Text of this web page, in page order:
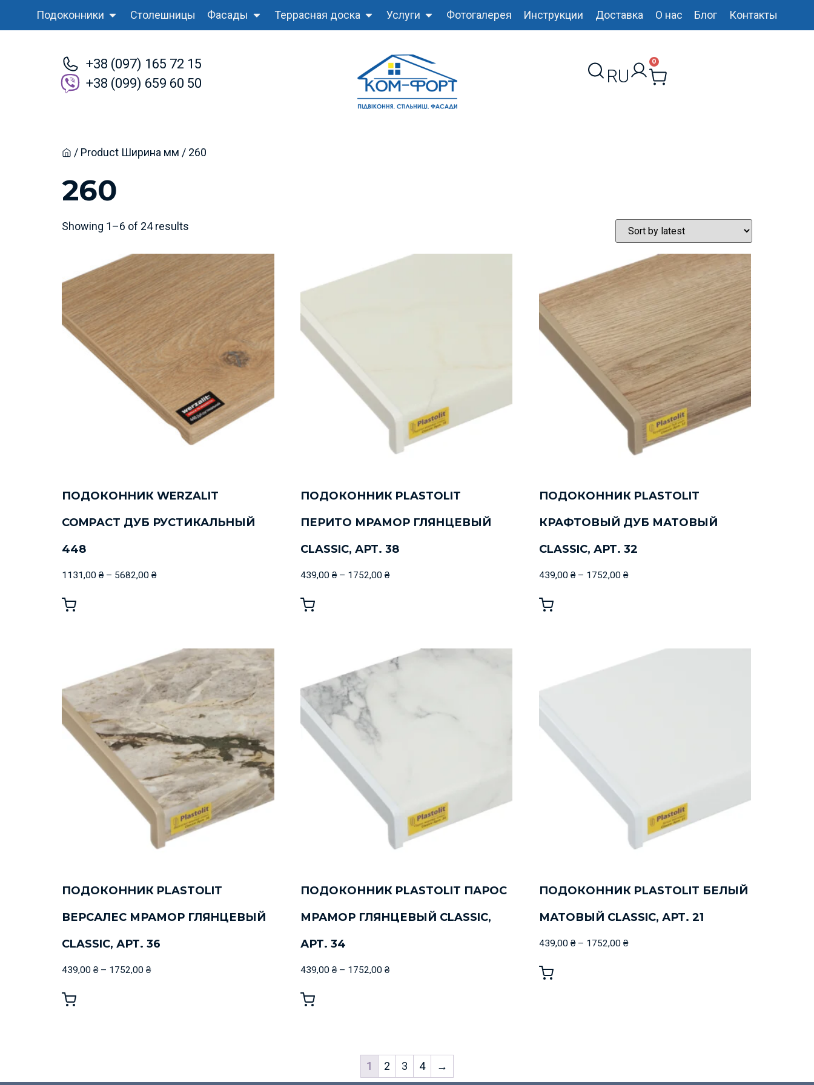
Подоконники Столешницы Фасады Террасная доска Услуги Фотогалерея Инструкции Доставка О нас Блог Контакты
+38 (097) 165 72 15
+38 (099) 659 60 50
RU
UK
0
Home
/ Product Ширина мм / 260
260
Showing 1–6 of 24 results
ПОДОКОННИК WERZALIT
COMPACT ДУБ РУСТИКАЛЬНЫЙ
448
1131,00 ₴– 5682,00 ₴
ПОДОКОННИК PLASTOLIT
ПЕРИТО МРАМОР ГЛЯНЦЕВЫЙ
CLASSIC, АРТ. 38
439,00 ₴– 1752,00 ₴
ПОДОКОННИК PLASTOLIT
КРАФТОВЫЙ ДУБ МАТОВЫЙ
CLASSIC, АРТ. 32
439,00 ₴– 1752,00 ₴
ПОДОКОННИК PLASTOLIT
ВЕРСАЛЕС МРАМОР ГЛЯНЦЕВЫЙ
CLASSIC, АРТ. 36
439,00 ₴– 1752,00 ₴
ПОДОКОННИК PLASTOLIT ПАРОС
МРАМОР ГЛЯНЦЕВЫЙ CLASSIC,
АРТ. 34
439,00 ₴– 1752,00 ₴
ПОДОКОННИК PLASTOLIT БЕЛЫЙ
МАТОВЫЙ CLASSIC, АРТ. 21
439,00 ₴– 1752,00 ₴
1 2 3 4 →